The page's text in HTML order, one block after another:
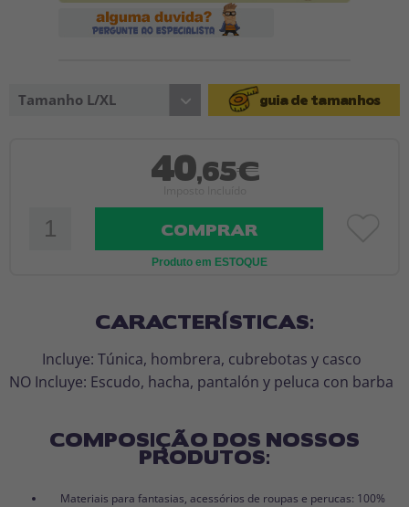
Tamanho L/XL guia de tamanhos
40,65€
COMPRAR
Produto em ESTOQUE
CARACTERÍSTICAS:
Incluye: Túnica, hombrera, cubrebotas y casco
NO Incluye: Escudo, hacha, pantalón y peluca con barba
COMPOSIÇÃO DOS NOSSOS
PRODUTOS:
Materiais para fantasias, acessórios de roupas e perucas: 100%